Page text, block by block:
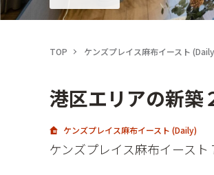
TOP ケンズプレイス麻布イースト
港区エリアの新築
ケンズプレイス麻布イースト (Daily)
ケンズプレイス麻布イースト